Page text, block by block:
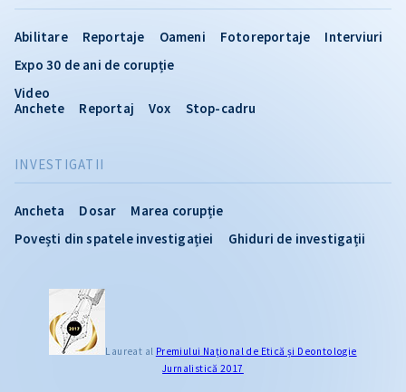
INVESTIGATII
Ancheta Dosar
Marea corupție
Povești din spatele investigației
Ghiduri de investigații
Abilitare Reportaje Oameni Fotoreportaje
Interviuri
Expo 30 de ani de corupție
Video
Anchete
Reportaj Vox Stop-cadru
Laureat al Premiului Naţional de Etică și Deontologie
Jurnalistică 2017